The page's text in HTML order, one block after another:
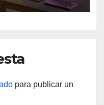
para publicar un